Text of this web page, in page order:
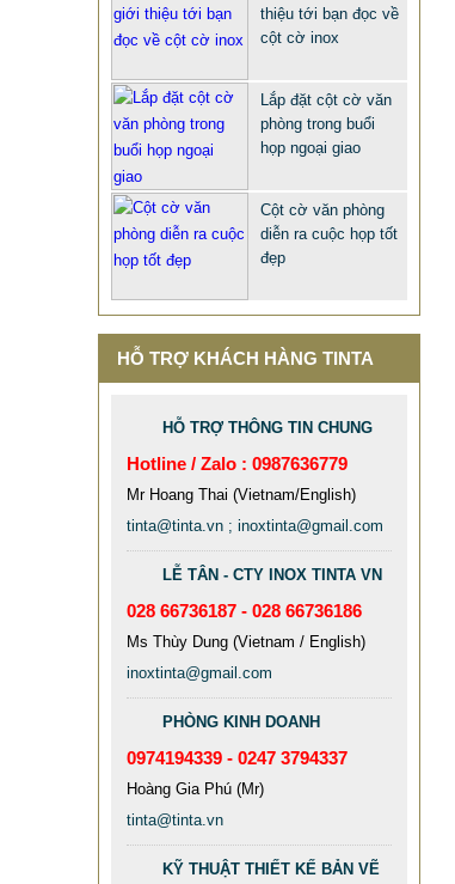
QUÀ TẶNG Ý NGHĨA CHO SẾP –
ĐỘC LẠ, SANG TRỌNG - CỜ ĐỂ
BÀN & HỘP BÚT CAO CẤP
2.968.680 VNĐ
Mẫu: QUA TANG Y NGHIA CHO SEP
thiệu tới bạn đọc về
cột cờ inox
Lắp đặt cột cờ văn
phòng trong buổi
họp ngoại giao
Cột cờ văn phòng
diễn ra cuộc họp tốt
đẹp
HỖ TRỢ KHÁCH HÀNG TINTA
HỖ TRỢ THÔNG TIN CHUNG
Hotline / Zalo : 0987636779
Mr Hoang Thai (Vietnam/English)
tinta@tinta.vn ; inoxtinta@gmail.com
LỄ TÂN - CTY INOX TINTA VN
028 66736187 - 028 66736186
Ms Thùy Dung (Vietnam / English)
inoxtinta@gmail.com
PHÒNG KINH DOANH
0974194339 - 0247 3794337
Hoàng Gia Phú (Mr)
tinta@tinta.vn
KỸ THUẬT THIẾT KẾ BẢN VẼ